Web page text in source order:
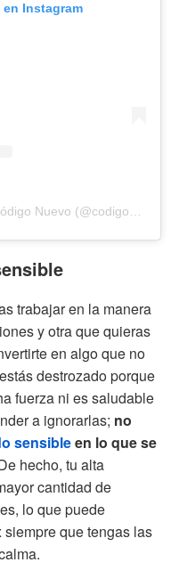
Instagram
trabajar en la manera
y otra que quieras
en algo que no
destrozado porque
fuerza ni es saludable
a ignorarlas; no
sensibleen lo que se
hecho, tu alta
cantidad de
lo que puede
que tengas las